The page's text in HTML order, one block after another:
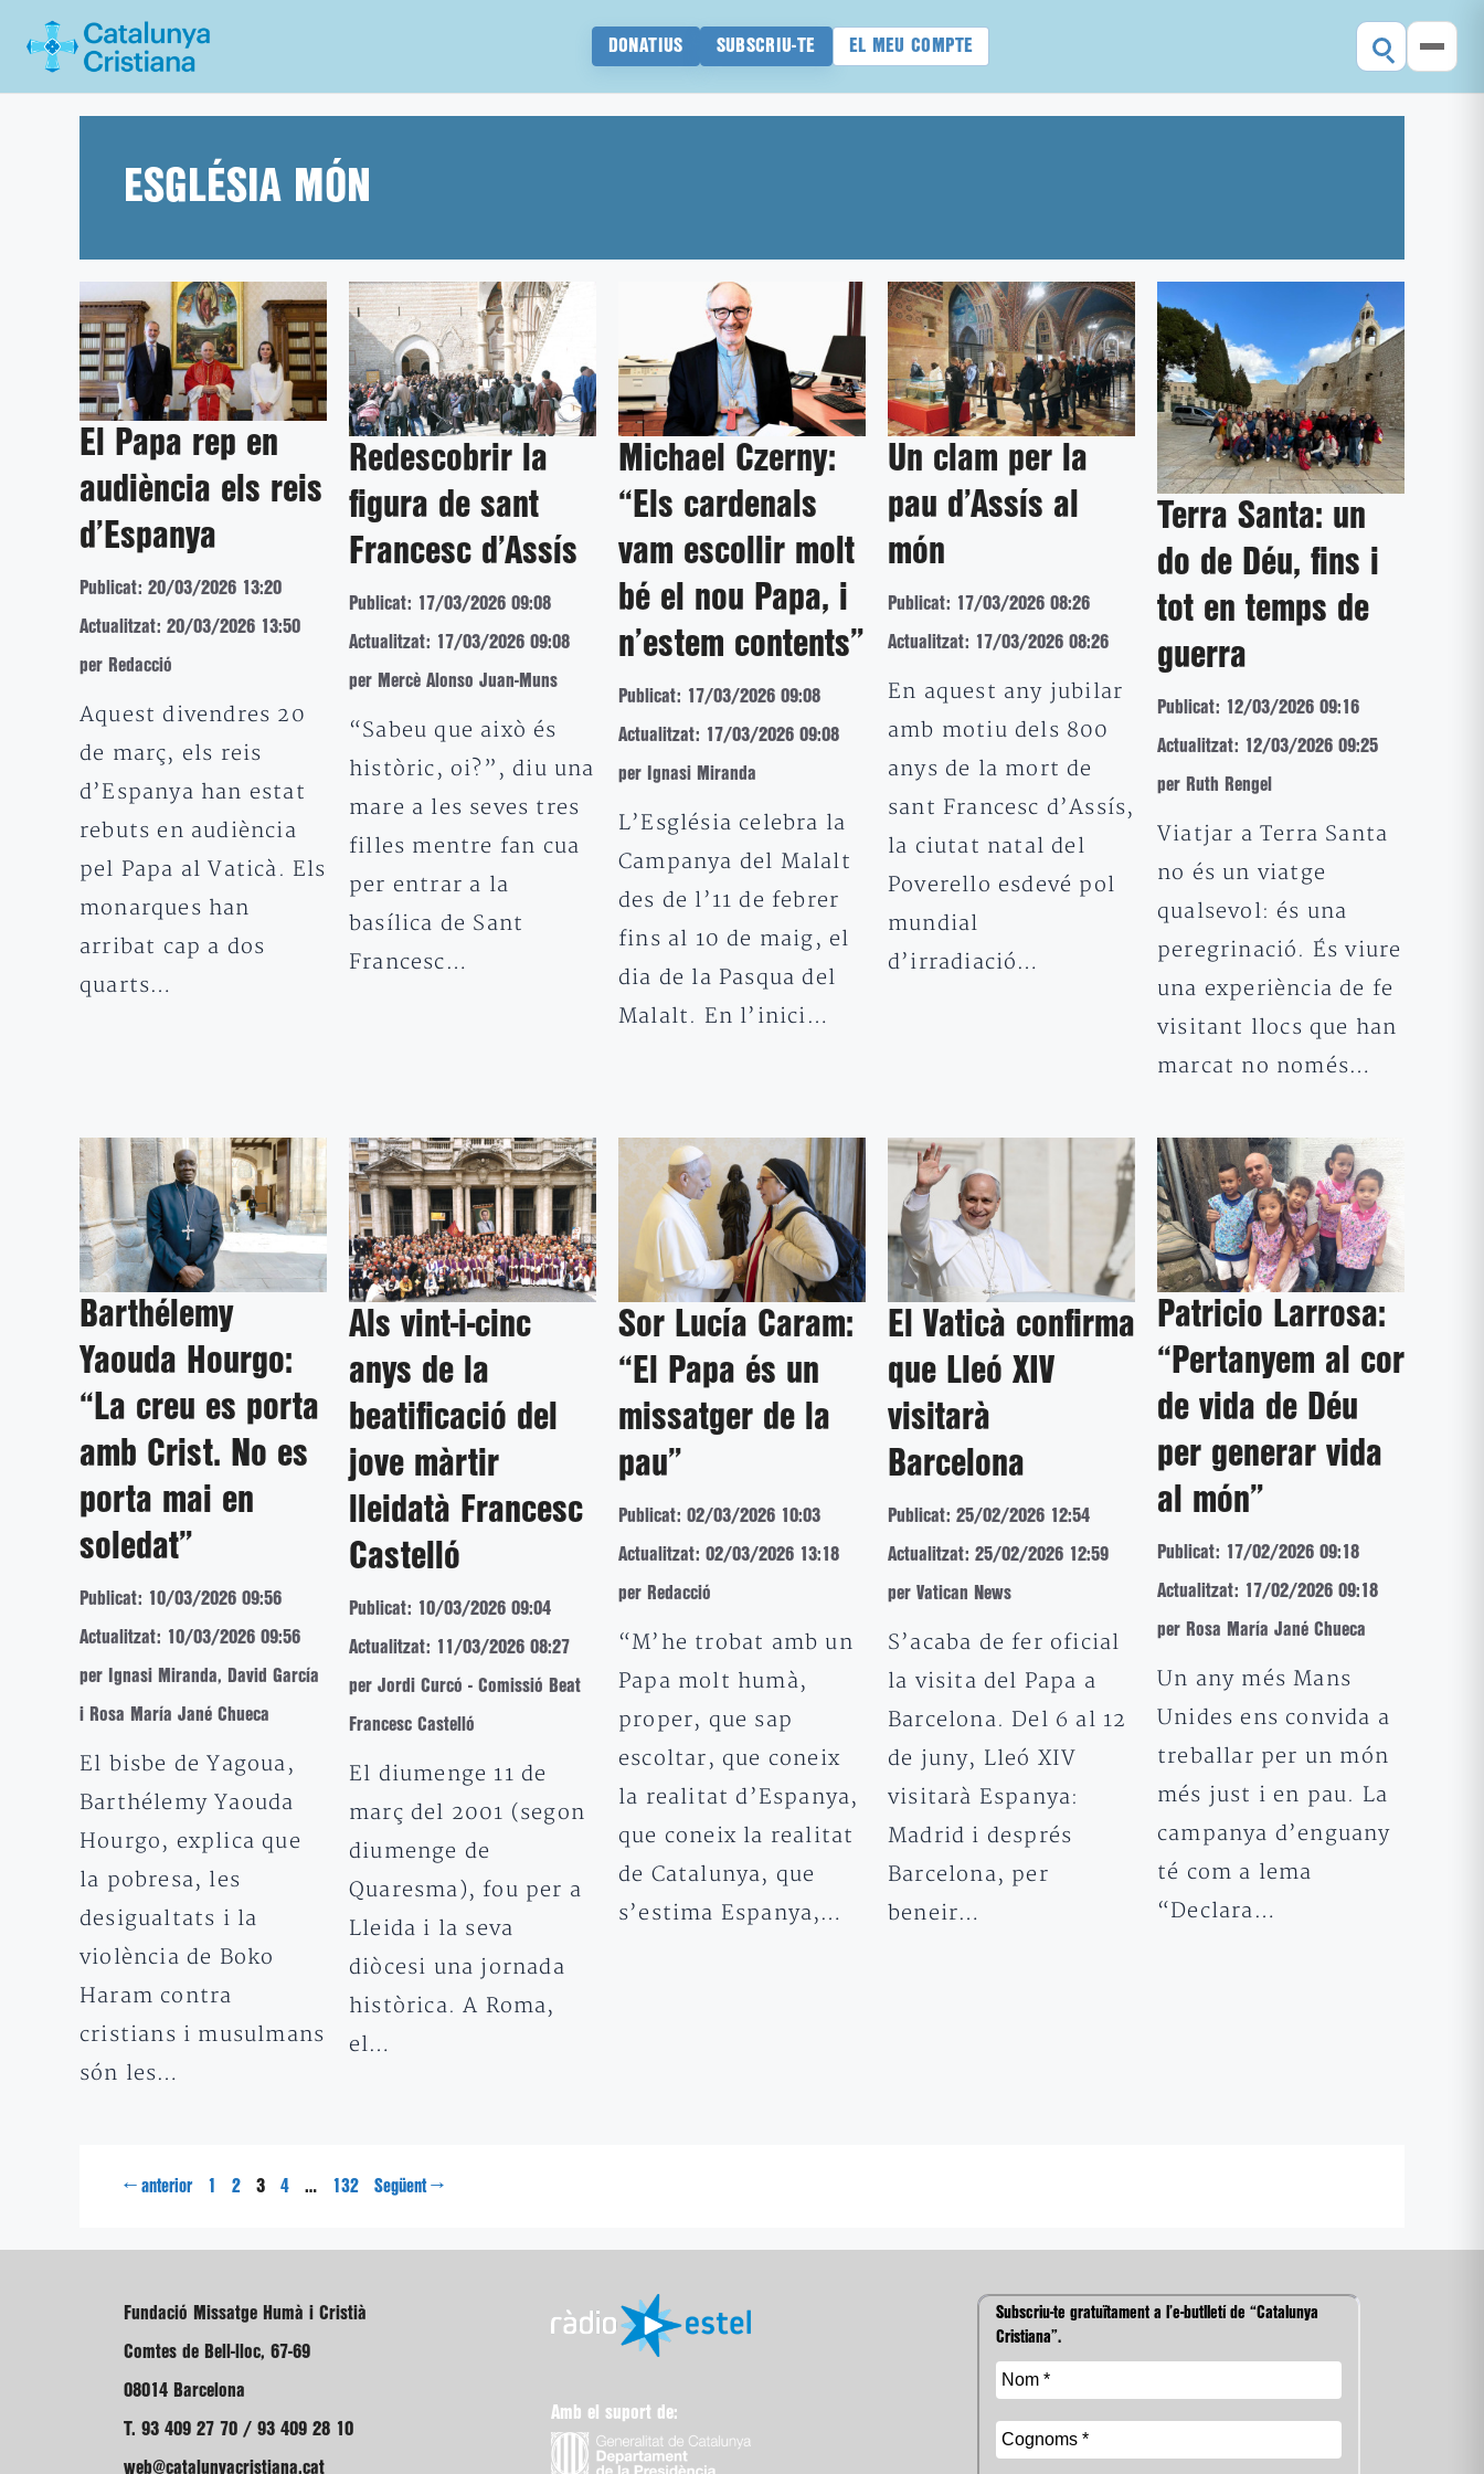
DONATIUS SUBSCRIU-TE EL MEU COMPTE
ESGLÉSIA MÓN
El Papa rep en
audiència els reis
d’Espanya
Publicat: 20/03/2026 13:20
Actualitzat: 20/03/2026 13:50
per Redacció
Aquest divendres 20
de març, els reis
d’Espanya han estat
rebuts en audiència
pel Papa al Vaticà. Els
monarques han
arribat cap a dos
quarts…
Redescobrir la
figura de sant
Francesc d’Assís
Publicat: 17/03/2026 09:08
Actualitzat: 17/03/2026 09:08
per Mercè Alonso Juan-Muns
“Sabeu que això és
històric, oi?”, diu una
mare a les seves tres
filles mentre fan cua
per entrar a la
basílica de Sant
Francesc…
Michael Czerny:
“Els cardenals
vam escollir molt
bé el nou Papa, i
n’estem contents”
Publicat: 17/03/2026 09:08
Actualitzat: 17/03/2026 09:08
per Ignasi Miranda
L’Església celebra la
Campanya del Malalt
des de l’11 de febrer
fins al 10 de maig, el
dia de la Pasqua del
Malalt. En l’inici…
Un clam per la
pau d’Assís al
món
Publicat: 17/03/2026 08:26
Actualitzat: 17/03/2026 08:26
En aquest any jubilar
amb motiu dels 800
anys de la mort de
sant Francesc d’Assís,
la ciutat natal del
Poverello esdevé pol
mundial
d’irradiació…
Terra Santa: un
do de Déu, fins i
tot en temps de
guerra
Publicat: 12/03/2026 09:16
Actualitzat: 12/03/2026 09:25
per Ruth Rengel
Viatjar a Terra Santa
no és un viatge
qualsevol: és una
peregrinació. És viure
una experiència de fe
visitant llocs que han
marcat no només…
Barthélemy
Yaouda Hourgo:
“La creu es porta
amb Crist. No es
porta mai en
soledat”
Publicat: 10/03/2026 09:56
Actualitzat: 10/03/2026 09:56
per Ignasi Miranda, David García
i Rosa María Jané Chueca
El bisbe de Yagoua,
Barthélemy Yaouda
Hourgo, explica que
la pobresa, les
desigualtats i la
violència de Boko
Haram contra
cristians i musulmans
són les…
Als vint-i-cinc
anys de la
beatificació del
jove màrtir
lleidatà Francesc
Castelló
Publicat: 10/03/2026 09:04
Actualitzat: 11/03/2026 08:27
per Jordi Curcó - Comissió Beat
Francesc Castelló
El diumenge 11 de
març del 2001 (segon
diumenge de
Quaresma), fou per a
Lleida i la seva
diòcesi una jornada
històrica. A Roma,
el…
Sor Lucía Caram:
“El Papa és un
missatger de la
pau”
Publicat: 02/03/2026 10:03
Actualitzat: 02/03/2026 13:18
per Redacció
“M’he trobat amb un
Papa molt humà,
proper, que sap
escoltar, que coneix
la realitat d’Espanya,
que coneix la realitat
de Catalunya, que
s’estima Espanya,…
El Vaticà confirma
que Lleó XIV
visitarà
Barcelona
Publicat: 25/02/2026 12:54
Actualitzat: 25/02/2026 12:59
per Vatican News
S’acaba de fer oficial
la visita del Papa a
Barcelona. Del 6 al 12
de juny, Lleó XIV
visitarà Espanya:
Madrid i després
Barcelona, per
beneir…
Patricio Larrosa:
“Pertanyem al cor
de vida de Déu
per generar vida
al món”
Publicat: 17/02/2026 09:18
Actualitzat: 17/02/2026 09:18
per Rosa María Jané Chueca
Un any més Mans
Unides ens convida a
treballar per un món
més just i en pau. La
campanya d’enguany
té com a lema
“Declara…
← anterior Pàgina
1 Pàgina
2 Pàgina
3 Pàgina
4 … Pàgina
132 Següent →
Fundació Missatge Humà i Cristià
Comtes de Bell-lloc, 67-69
08014 Barcelona
T. 93 409 27 70 / 93 409 28 10
web@catalunyacristiana.cat
Amb el suport de:
Subscriu-te gratuïtament a l’e-butlletí de “Catalunya
Cristiana”.